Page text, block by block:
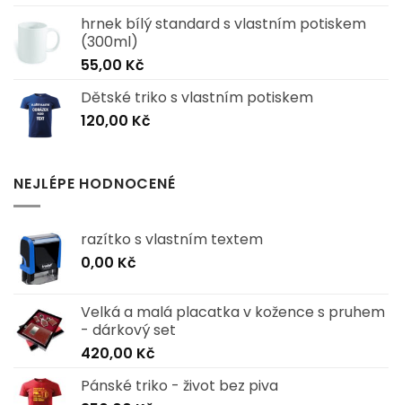
hrnek bílý standard s vlastním potiskem
(300ml)
55,00 Kč
Dětské triko s vlastním potiskem
120,00 Kč
NEJLÉPE HODNOCENÉ
razítko s vlastním textem
0,00 Kč
Velká a malá placatka v kožence s pruhem
- dárkový set
420,00 Kč
Pánské triko - život bez piva